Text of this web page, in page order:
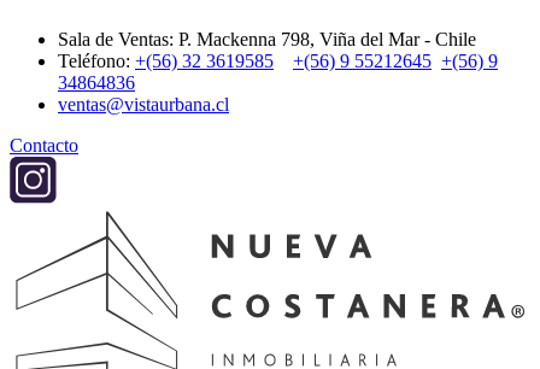
Sala de Ventas: P. Mackenna 798, Viña del Mar - Chile
Teléfono: +(56) 32 3619585 +(56) 9 55212645 +(56) 9
34864836
ventas@vistaurbana.cl
Contacto